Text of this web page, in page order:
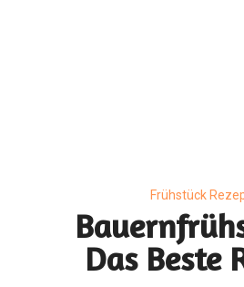
Frühstück
Das Beste